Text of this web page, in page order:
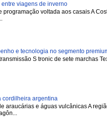
viagens de inverno
voltada aos casais A
e tecnologia no segmento
S tronic de sete marchas
cordilheira argentina
araucárias e águas vulcânicas A